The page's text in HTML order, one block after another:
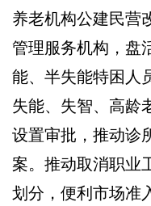
养老机构公建民营
管理服务机构，盘
能、半失能特困人
失能、失智、高龄
设置审批，推动诊
案。推动取消职业
划分，便利市场准